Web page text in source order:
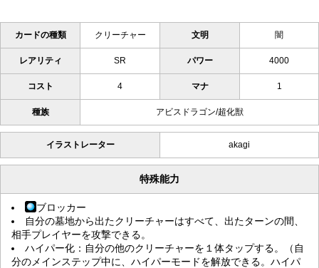
カードの種類 クリーチャー 文明 闇
レアリティ SR パワー 4000
コスト 4 マナ 1
種族 アビスドラゴン/超化獣
イラストレーター akagi
特殊能力
ブロッカー
自分の墓地から出たクリーチャーはすべて、出たターンの間、
相手プレイヤーを攻撃できる。
ハイパー化：自分の他のクリーチャーを１体タップする。（自
分のメインステップ中に、ハイパーモードを解放できる。ハイパ